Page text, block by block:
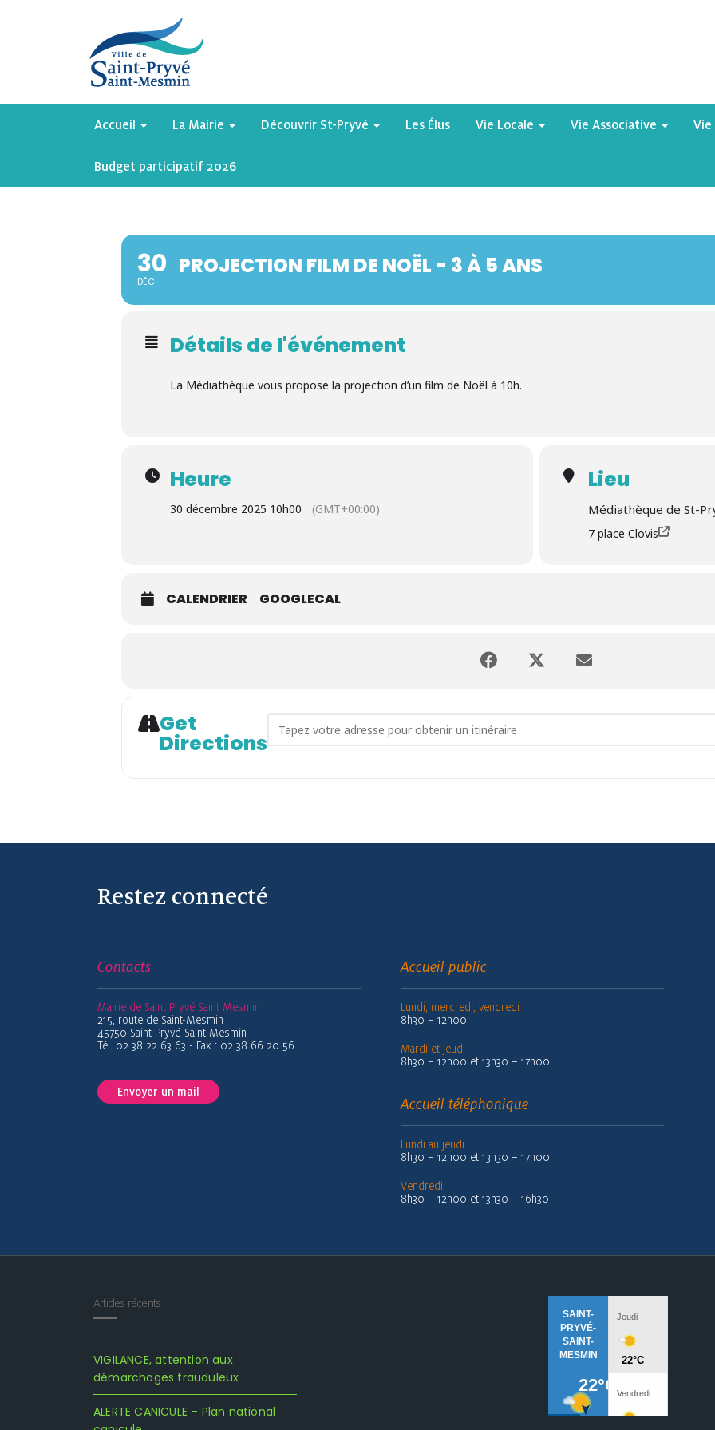
Accueil La Mairie Découvrir St-Pryvé Les Élus Vie Locale Vie Associative
Budget participatif 2026
30
DÉC
PROJECTION FILM DE NOËL - 3 À 5 ANS
Détails de l'événement
La Médiathèque vous propose la projection d’un film de Noël à 10h.
Heure
30 décembre 2025 10h00 (GMT+00:00)
Lieu
Médiathèque de St-
7 place Clovis
CALENDRIER GOOGLECAL
Get
Directions
Address - Projection film de Noël - 3 à 5 ans []
Restez connecté
Contacts
Mairie de Saint Pryvé Saint Mesmin
215, route de Saint-Mesmin
45750 Saint-Pryvé-Saint-Mesmin
Tél. 02 38 22 63 63 - Fax : 02 38 66 20 56
Envoyer un mail
Accueil public
Lundi, mercredi, vendredi
8h30 – 12h00
Mardi et jeudi
8h30 – 12h00 et 13h30 – 17h00
Accueil téléphonique
Lundi au jeudi
8h30 – 12h00 et 13h30 – 17h00
Vendredi
8h30 – 12h00 et 13h30 – 16h30
Articles récents
VIGILANCE, attention aux
démarchages frauduleux
ALERTE CANICULE – Plan national